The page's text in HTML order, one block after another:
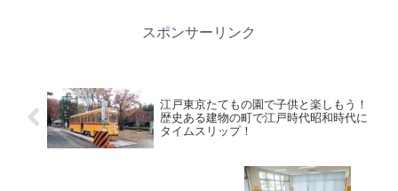
スポンサーリンク
江戸東京たてもの園で子供と楽しもう！
歴史ある建物の町で江戸時代昭和時代に
タイムスリップ！